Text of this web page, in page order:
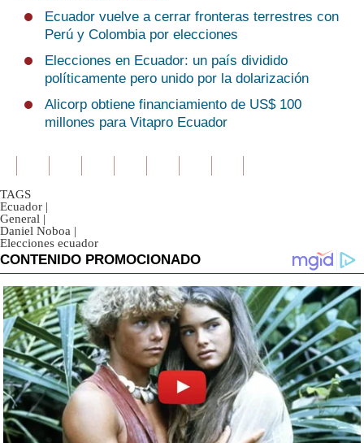
Ecuador vuelve a cerrar fronteras terrestres con
Perú y Colombia por elecciones
Elecciones en Ecuador: un país dividido
políticamente pero unido por la dolarización
Alicorp obtiene financiamiento de US$ 100
millones para Vitapro Ecuador
TAGS
Ecuador |
General |
Daniel Noboa |
Elecciones ecuador